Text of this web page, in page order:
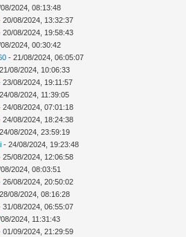
2024, 08:13:48
20/08/2024, 13:32:37
20/08/2024, 19:58:43
2024, 00:30:42
- 21/08/2024, 06:05:07
08/2024, 10:06:33
23/08/2024, 19:11:57
08/2024, 11:39:05
24/08/2024, 07:01:18
24/08/2024, 18:24:38
08/2024, 23:59:19
- 24/08/2024, 19:23:48
25/08/2024, 12:06:58
2024, 08:03:51
26/08/2024, 20:50:02
08/2024, 08:16:28
31/08/2024, 06:55:07
2024, 11:31:43
01/09/2024, 21:29:59